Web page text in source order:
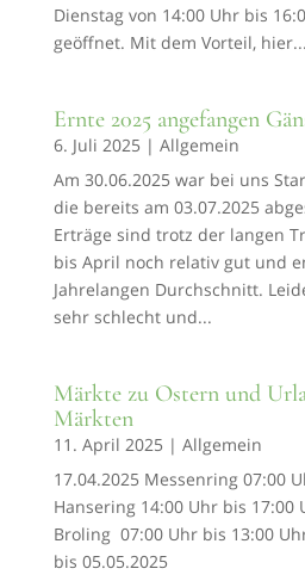
Dienstag von 14:00 Uhr bis
geöffnet. Mit dem Vorteil, hier...
Ernte 2025 angefangen
6. Juli 2025 | Allgemein
Am 30.06.2025 war bei uns
die bereits am 03.07.2025
Erträge sind trotz der langen
bis April noch relativ gut und
Jahrelangen Durchschnitt.
sehr schlecht und...
Märkte zu Ostern und
Märkten
11. April 2025 | Allgemein
17.04.2025 Messenring 07:00
Hansering 14:00 Uhr bis 17:00
Broling 07:00 Uhr bis 13:00
bis 05.05.2025